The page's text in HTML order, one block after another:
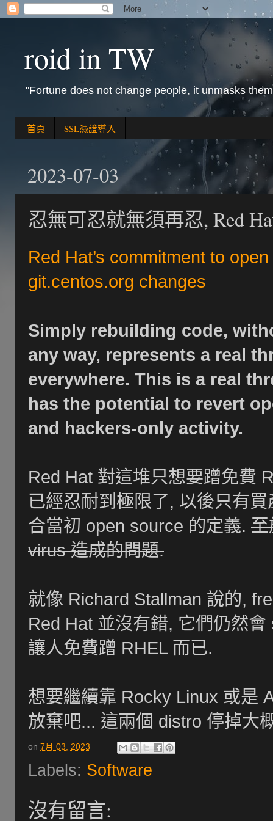
roid in TW
"Fortune does not change people, it unmasks
首頁 SSL憑證導入
2023-07-03
忍無可忍就無須再忍, Red
Red Hat’s commitment to
git.centos.org changes
Simply rebuilding code,
any way, represents a real
everywhere. This is a real
has the potential to revert
and hackers-only activity.
Red Hat 對這堆只想要蹭免費
已經忍耐到極限了, 以後只有
合當初 open source 的定義. 至
virus 造成的問題.
就像 Richard Stallman 說的,
Red Hat 並沒有錯, 它們仍然
讓人免費蹭 RHEL 而已.
想要繼續靠 Rocky Linux 或是
放棄吧... 這兩個 distro 停掉大
on 7月 03, 2023
Labels: Software
沒有留言: